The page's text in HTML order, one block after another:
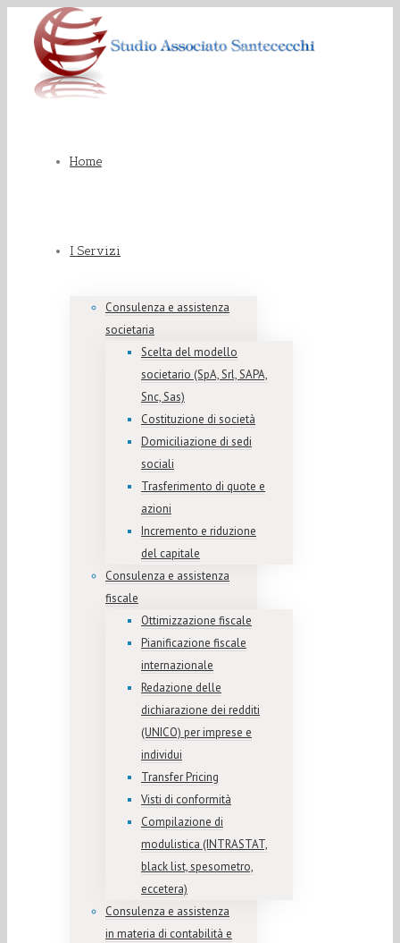
Home
I Servizi
Consulenza e assistenza
societaria
Scelta del modello
societario (SpA, Srl, SAPA,
Snc, Sas)
Costituzione di società
Domiciliazione di sedi
sociali
Trasferimento di quote e
azioni
Incremento e riduzione
del capitale
Consulenza e assistenza
fiscale
Ottimizzazione fiscale
Pianificazione fiscale
internazionale
Redazione delle
dichiarazione dei redditi
(UNICO) per imprese e
individui
Transfer Pricing
Visti di conformità
Compilazione di
modulistica (INTRASTAT,
black list, spesometro,
eccetera)
Consulenza e assistenza
in materia di contabilità e